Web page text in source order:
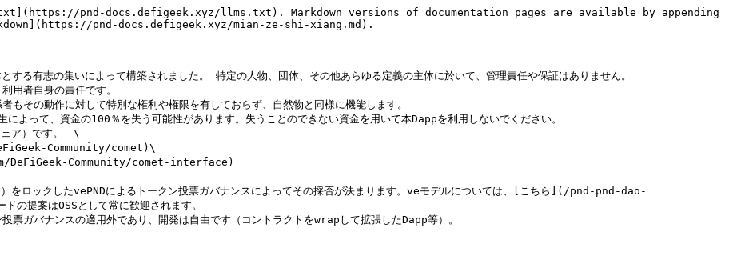
pnd-docs.defigeek.xyz/llms.txt). Markdown versions of documentation pages are available by appending
pnd-docs.defigeek.xyz/mian-ze-shi-xiang.md).
る有志の集いによって構築されました。 特定の人物、団体、その他あらゆる定義の主体に於いて、管理責任や保証はありません。
用者自身の責任です。
その動作に対して特別な権利や権限を有しておらず、自然物と同様に機能します。
よって、資金の100％を失う可能性があります。失うことのできない資金を用いて本Dappを利用しないでください。
ア）です。　\
をロックしたvePNDによるトークン投票ガバナンスによってその採否が決まります。veモデルについては、[こちら](/pnd-pnd-dao-
提案はOSSとして常に歓迎されます。
ガバナンスの適用外であり、開発は自由です（コントラクトをwrapして拡張したDapp等）。